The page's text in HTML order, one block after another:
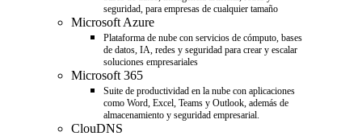
seguridad, para empresas de cualquier tamaño
Microsoft Azure
Plataforma de nube con servicios de cómputo, bases
de datos, IA, redes y seguridad para crear y escalar
soluciones empresariales
Microsoft 365
Suite de productividad en la nube con aplicaciones
como Word, Excel, Teams y Outlook, además de
almacenamiento y seguridad empresarial.
ClouDNS